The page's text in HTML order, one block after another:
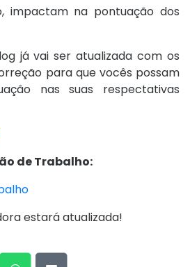
impactam na pontuação dos
já vai ser atualizada com os
para que vocês possam
nas suas respectativas
de Trabalho:
estará atualizada!